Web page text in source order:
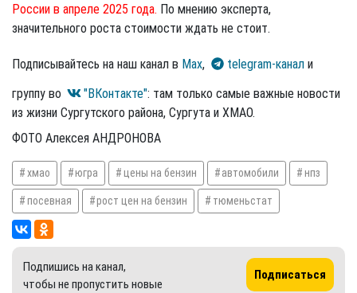
России в апреле 2025 года. По мнению эксперта,
значительного роста стоимости ждать не стоит.
Подписывайтесь на наш канал в Max, telegram-канал и
группу во
"ВКонтакте": там только самые важные новости
из жизни Сургутского района, Сургута и ХМАО.
ФОТО Алексея АНДРОНОВА
хмао югра цены на бензин автомобили нпз
посевная рост цен на бензин тюменьстат
Подпишись на канал,
чтобы не пропустить новые
Подписаться